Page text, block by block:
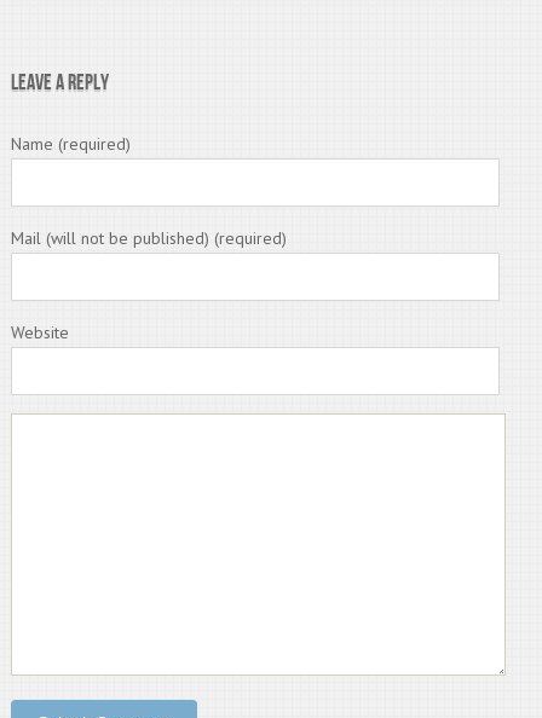
Leave a Reply
Name (required)
Mail (will not be published) (required)
Website